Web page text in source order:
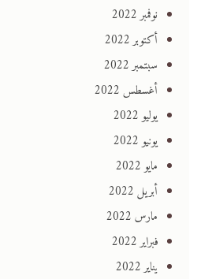
نوفمبر 2022
أكتوبر 2022
سبتمبر 2022
أغسطس 2022
يوليو 2022
يونيو 2022
مايو 2022
أبريل 2022
مارس 2022
فبراير 2022
يناير 2022